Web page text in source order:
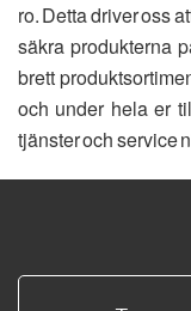
ro. Detta driver oss
säkra produkterna
brett
och under hela er
tjänster och service